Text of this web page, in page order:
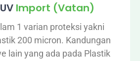
Import (Vatan)
1 varian proteksi yakni
200 micron. Kandungan
lain yang ada pada Plastik